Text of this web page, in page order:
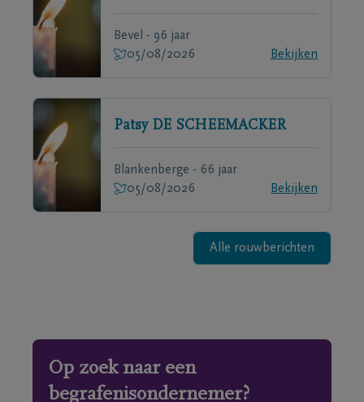
Bevel - 96 jaar
05/08/2026
Bekijken
Patsy DE SCHEEMACKER
Blankenberge - 66 jaar
05/08/2026
Bekijken
Alle rouwberichten
Op zoek naar een
begrafenisondernemer?